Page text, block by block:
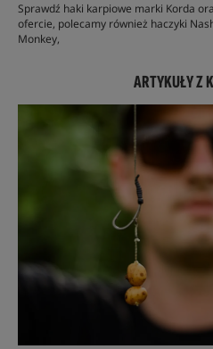
Sprawdź haki karpiowe marki Korda
ofercie, polecamy również haczyki
Monkey,
ARTYKUŁY Z